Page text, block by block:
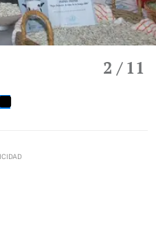
2 / 11